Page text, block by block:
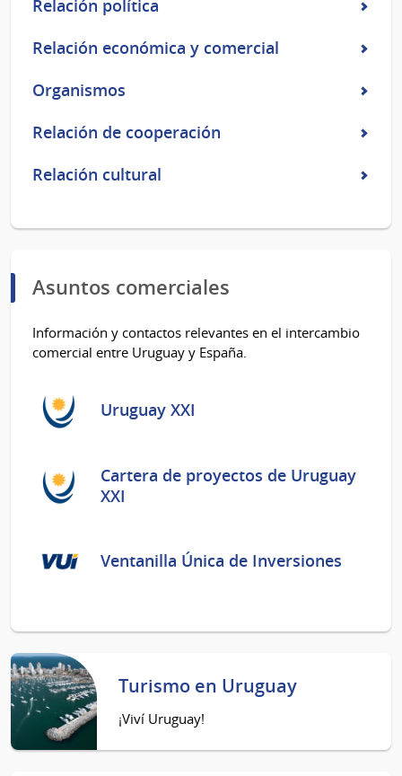
Relación política
Relación económica y comercial
Organismos
Relación de cooperación
Relación cultural
Asuntos comerciales
Información y contactos relevantes en el intercambio
comercial entre Uruguay y España.
Uruguay XXI
Cartera de proyectos de Uruguay
XXI
Ventanilla Única de Inversiones
Turismo en Uruguay
¡Viví Uruguay!